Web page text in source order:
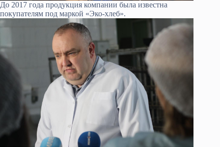
До 2017 года продукция компании была известна
покупателям под маркой «Эко-хлеб».